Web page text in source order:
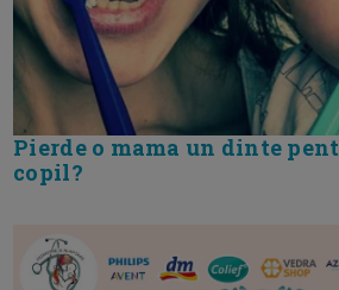
Pierde o mama un dinte
copil?